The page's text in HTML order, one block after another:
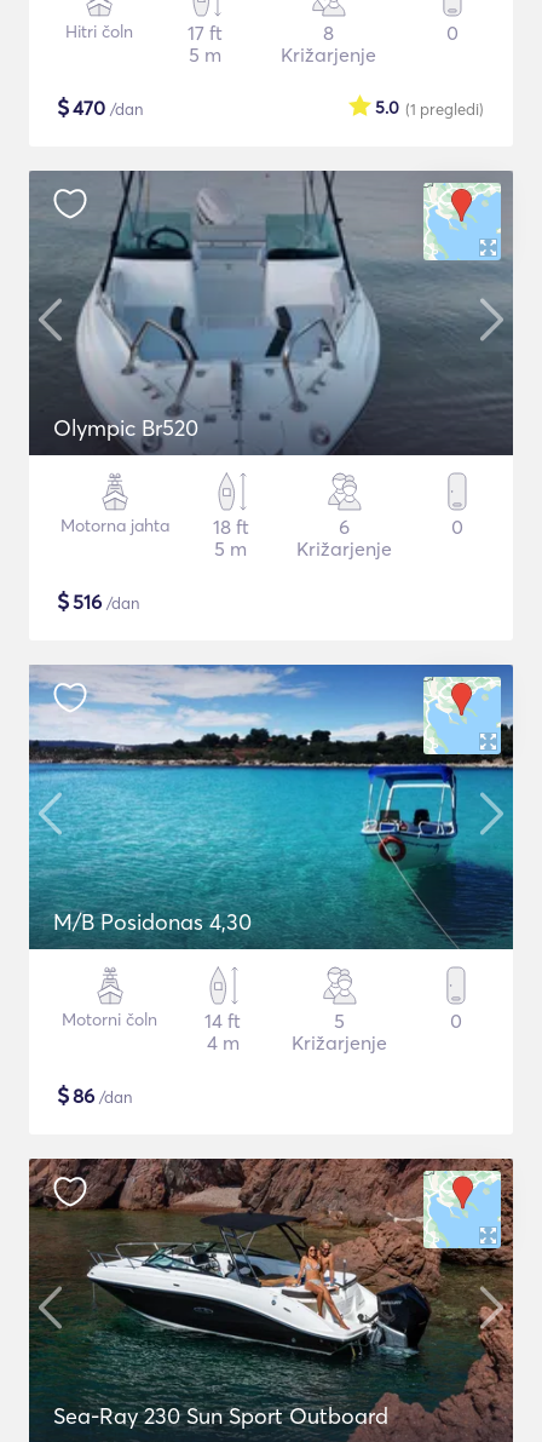
Hitri čoln
17 ft
5 m
8
Križarjenje
0
$470 /dan (1 pregledi)
5.0
Olympic Br520
Motorna jahta
18 ft
5 m
6
Križarjenje
0
$516 /dan
M/B Posidonas 4,30
Motorni čoln
14 ft
4 m
5
Križarjenje
0
$86 /dan
Sea-Ray 230 Sun Sport Outboard